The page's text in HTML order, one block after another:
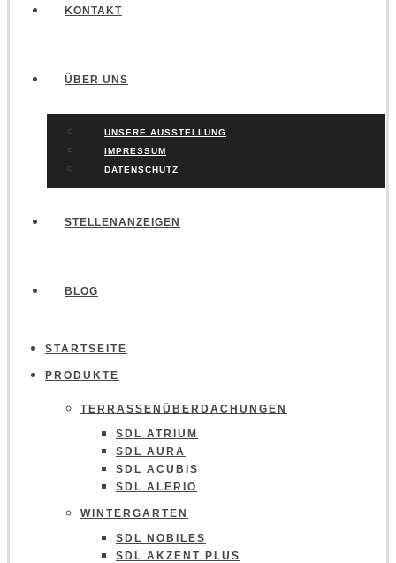
KONTAKT
ÜBER UNS
UNSERE AUSSTELLUNG
IMPRESSUM
DATENSCHUTZ
STELLENANZEIGEN
BLOG
STARTSEITE
PRODUKTE
TERRASSENÜBERDACHUNGEN
SDL ATRIUM
SDL AURA
SDL ACUBIS
SDL ALERIO
WINTERGARTEN
SDL NOBILES
SDL AKZENT PLUS